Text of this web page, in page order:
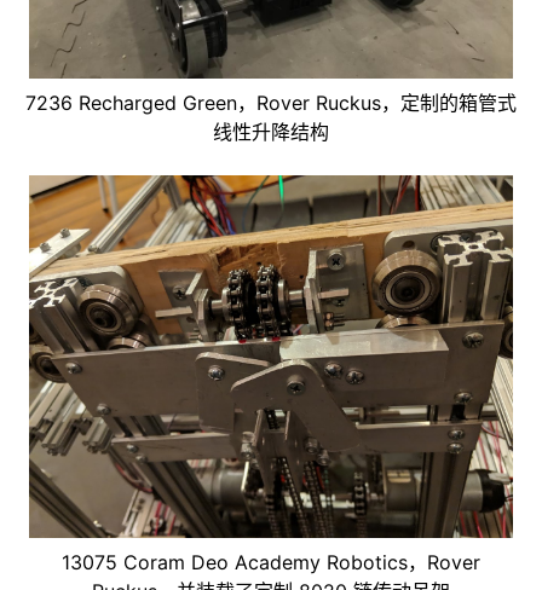
navigation of 主动吸入拾取装置
navigation of 传送
navigation of 转塔
navigation of 电子和运动部件
navigation of 软件
navigation of 奖项设置
navigation of 附录
navigation of 贡献者指南
7236 Recharged Green，Rover Ruckus，定制的箱管式
线性升降结构
13075 Coram Deo Academy Robotics，Rover